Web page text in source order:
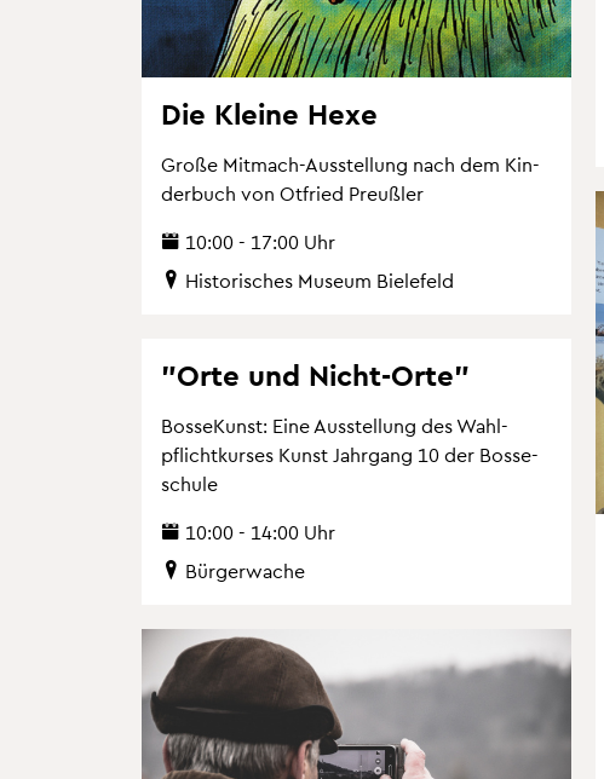
Die Klei­ne Hexe
Große Mit­mach-Aus­stel­lung nach dem Kin­
der­buch von Ot­fried Preu­ß­ler
10:00 - 17:00 Uhr
His­to­ri­sches Mu­se­um Bie­le­feld
"Orte und Nicht-Orte"
Bos­se­Kunst: Eine Aus­stel­lung des Wahl­
pflicht­kur­ses Kunst Jahr­gang 10 der Bos­se­
schu­le
10:00 - 14:00 Uhr
Bür­ger­wa­che